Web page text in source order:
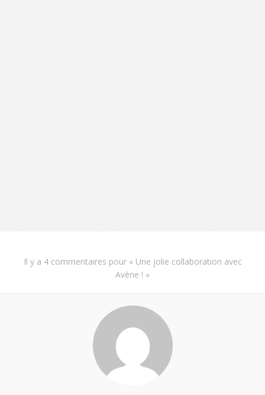
Il y a 4 commentaires pour « Une jolie collaboration avec
Avène ! »